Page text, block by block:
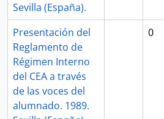
Sevilla (España).
Presentación del
Reglamento de
Régimen Interno
del CEA a través
de las voces del
alumnado. 1989.
0